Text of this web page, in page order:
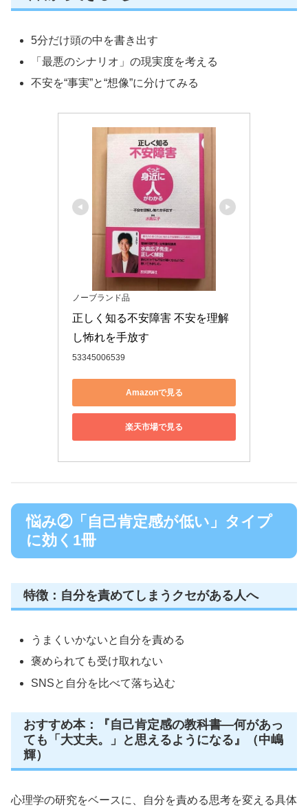
5分だけ頭の中を書き出す
「最悪のシナリオ」の現実度を考える
不安を“事実”と“想像”に分けてみる
ノーブランド品
正しく知る不安障害 不安を理解
し怖れを手放す
53345006539
Amazonで見る
楽天市場で見る
悩み②「自己肯定感が低い」タイプ
に効く1冊
特徴：自分を責めてしまうクセがある人へ
うまくいかないと自分を責める
褒められても受け取れない
SNSと自分を比べて落ち込む
おすすめ本：『自己肯定感の教科書―何があっ
ても「大丈夫。」と思えるようになる』（中嶋
輝）
心理学の研究をベースに、自分を責める思考を変える具体